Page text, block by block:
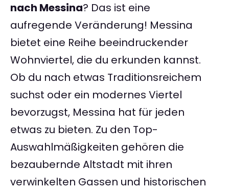
nach Messina? Das ist eine
aufregende Veränderung! Messina
bietet eine Reihe beeindruckender
Wohnviertel, die du erkunden kannst.
Ob du nach etwas Traditionsreichem
suchst oder ein modernes Viertel
bevorzugst, Messina hat für jeden
etwas zu bieten. Zu den Top-
Auswahlmäßigkeiten gehören die
bezaubernde Altstadt mit ihren
verwinkelten Gassen und historischen